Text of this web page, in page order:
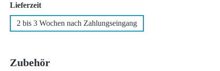
Lieferzeitauswählen
2 bis 3 Wochen nach Zahlungseingang
Zubehör